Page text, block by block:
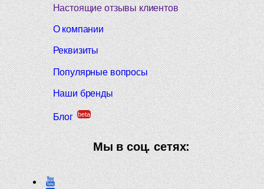
Настоящие отзывы клиентов
О компании
Реквизиты
Популярные вопросы
Наши бренды
Блог beta
Мы в соц. сетях: